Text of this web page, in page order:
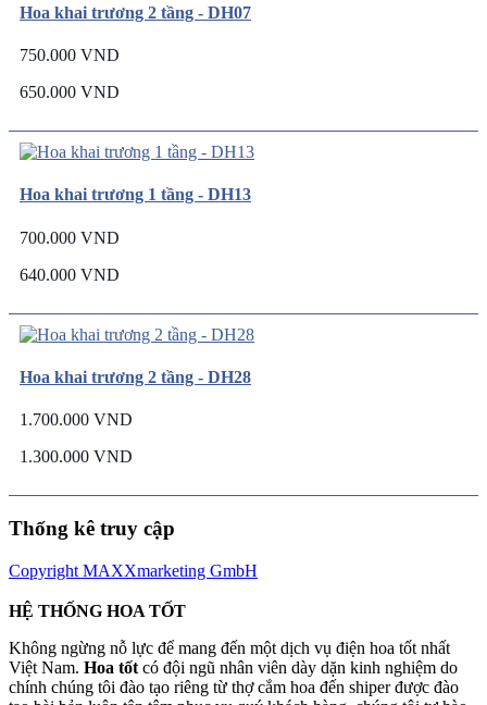
Hoa khai trương 2 tầng - DH07
750.000 VND
650.000 VND
Hoa khai trương 1 tầng - DH13
700.000 VND
640.000 VND
Hoa khai trương 2 tầng - DH28
1.700.000 VND
1.300.000 VND
Thống kê truy cập
Copyright MAXXmarketing GmbH
HỆ THỐNG HOA TỐT
Không ngừng nỗ lực để mang đến một dịch vụ điện hoa tốt nhất
Việt Nam. Hoa tốt có đội ngũ nhân viên dày dặn kinh nghiệm do
chính chúng tôi đào tạo riêng từ thợ cắm hoa đến shiper được đào